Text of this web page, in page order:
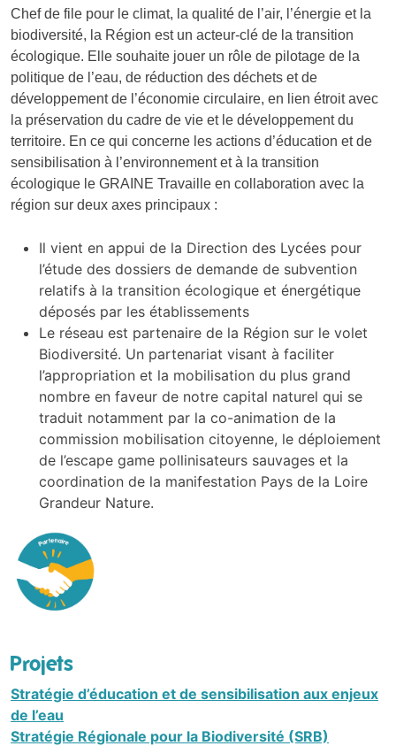
Chef de file pour le climat, la qualité de l’air, l’énergie et la
biodiversité, la Région est un acteur-clé de la transition
écologique. Elle souhaite jouer un rôle de pilotage de la
politique de l’eau, de réduction des déchets et de
développement de l’économie circulaire, en lien étroit avec
la préservation du cadre de vie et le développement du
territoire. En ce qui concerne les actions d’éducation et de
sensibilisation à l’environnement et à la transition
écologique le GRAINE Travaille en collaboration avec la
région sur deux axes principaux :
Il vient en appui de la Direction des Lycées pour
l’étude des dossiers de demande de subvention
relatifs à la transition écologique et énergétique
déposés par les établissements
Le réseau est partenaire de la Région sur le volet
Biodiversité. Un partenariat visant à faciliter
l’appropriation et la mobilisation du plus grand
nombre en faveur de notre capital naturel qui se
traduit notamment par la co-animation de la
commission mobilisation citoyenne, le déploiement
de l’escape game pollinisateurs sauvages et la
coordination de la manifestation Pays de la Loire
Grandeur Nature.
Projets
Stratégie d’éducation et de sensibilisation aux enjeux
de l’eau
Stratégie Régionale pour la Biodiversité (SRB)